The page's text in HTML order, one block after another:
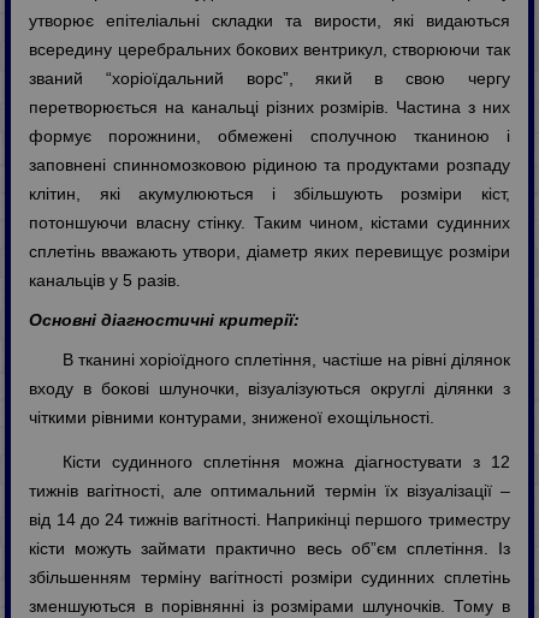
утворює епітеліальні складки та вирости, які видаються
всередину церебральних бокових вентрикул, створюючи так
званий “хоріоїдальний ворс”, який в свою чергу
перетворюється на канальці різних розмірів. Частина з них
формує порожнини, обмежені сполучною тканиною і
заповнені спинномозковою рідиною та продуктами розпаду
клітин, які акумулюються і збільшують розміри кіст,
потоншуючи власну стінку. Таким чином, кістами судинних
сплетінь вважають утвори, діаметр яких перевищує розміри
канальців у 5 разів.
Основні діагностичні критерії:
В тканині хоріоїдного сплетіння, частіше на рівні ділянок
входу в бокові шлуночки, візуалізуються округлі ділянки з
чіткими рівними контурами, зниженої ехощільності.
Кісти судинного сплетіння можна діагностувати з 12
тижнів вагітності, але оптимальний термін їх візуалізації –
від 14 до 24 тижнів вагітності. Наприкінці першого триместру
кісти можуть займати практично весь об”єм сплетіння. Із
збільшенням терміну вагітності розміри судинних сплетінь
зменшуються в порівнянні із розмірами шлуночків. Тому в